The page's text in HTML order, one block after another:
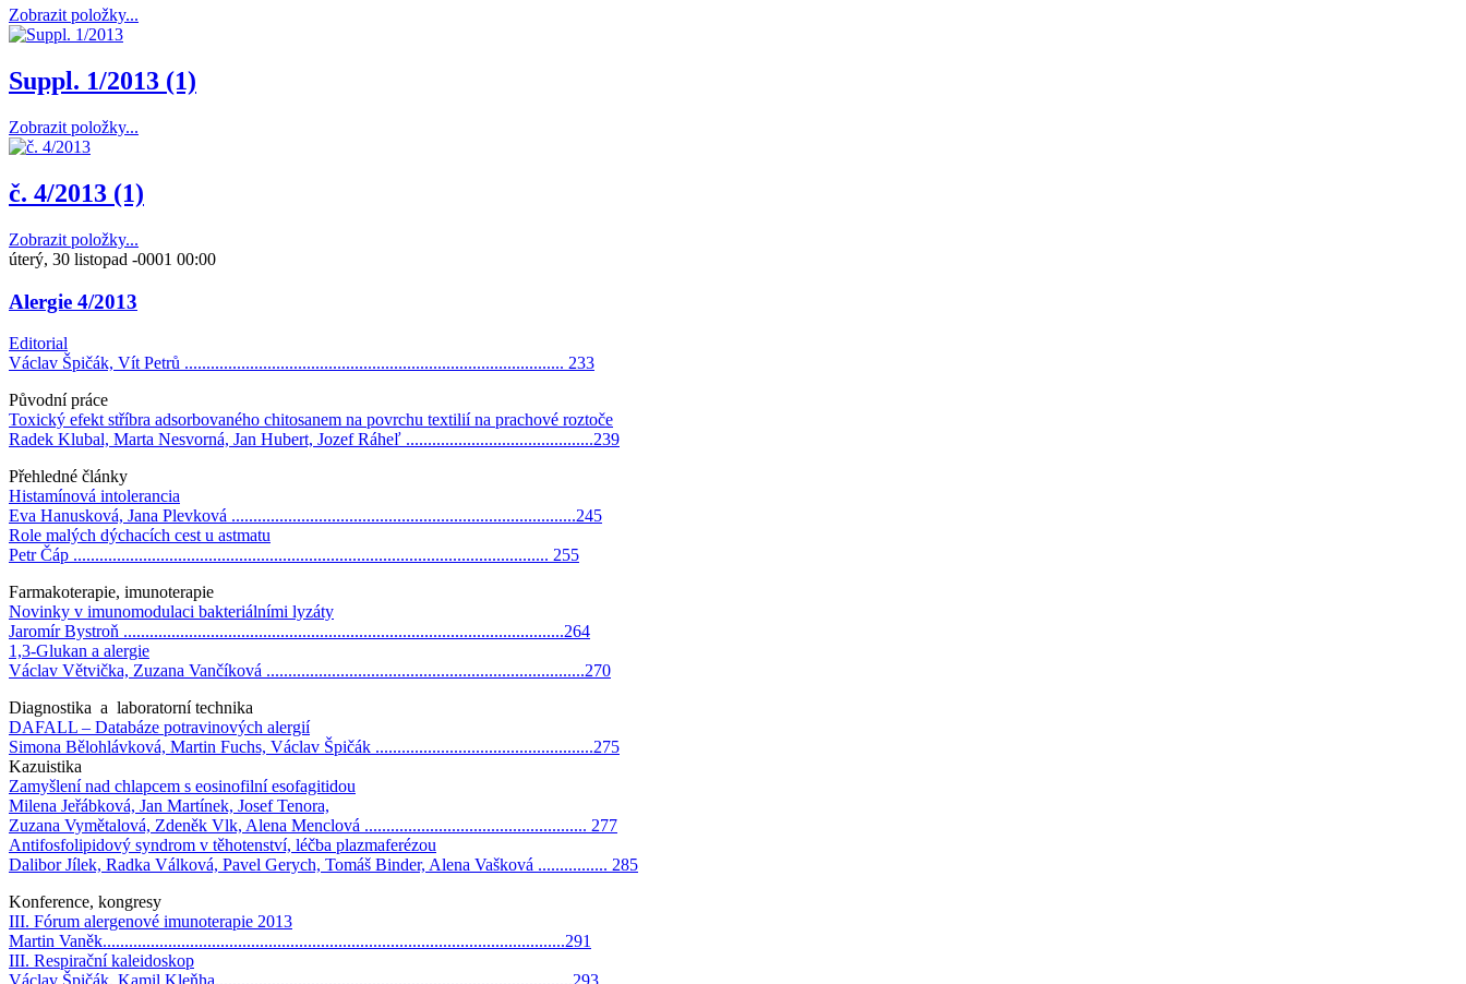
Zobrazit položky...
Suppl. 1/2013 (1)
Zobrazit položky...
č. 4/2013 (1)
Zobrazit položky...
úterý, 30 listopad -0001 00:00
Alergie 4/2013
Editorial
Václav Špičák, Vít Petrů ....................................................................................... 233
Původní práce
Toxický efekt stříbra adsorbovaného chitosanem na povrchu textilií na prachové roztoče
Radek Klubal, Marta Nesvorná, Jan Hubert, Jozef Ráheľ ...........................................239
Přehledné články
Histamínová intolerancia
Eva Hanusková, Jana Plevková ...............................................................................245
Role malých dýchacích cest u astmatu
Petr Čáp ............................................................................................................. 255
Farmakoterapie, imunoterapie
Novinky v imunomodulaci bakteriálními lyzáty
Jaromír Bystroň .....................................................................................................264
1,3-Glukan a alergie
Václav Větvička, Zuzana Vančíková .........................................................................270
Diagnostika a laboratorní technika
DAFALL – Databáze potravinových alergií
Simona Bělohlávková, Martin Fuchs, Václav Špičák ..................................................275
Kazuistika
Zamyšlení nad chlapcem s eosinofilní esofagitidou
Milena Jeřábková, Jan Martínek, Josef Tenora,
Zuzana Vymětalová, Zdeněk Vlk, Alena Menclová ................................................... 277
Antifosfolipidový syndrom v těhotenství, léčba plazmaferézou
Dalibor Jílek, Radka Válková, Pavel Gerych, Tomáš Binder, Alena Vašková ................ 285
Konference, kongresy
III. Fórum alergenové imunoterapie 2013
Martin Vaněk..........................................................................................................291
III. Respirační kaleidoskop